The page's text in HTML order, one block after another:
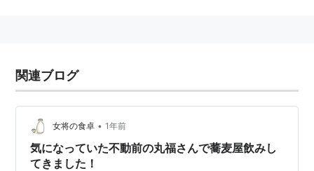
関連ブログ
女将の食卓 • 1年前
気になっていた不動前の丸福さんで蕎麦屋飲みし
てきました！